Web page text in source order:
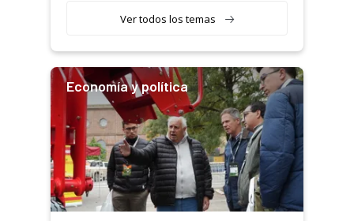
Ver todos los temas
Economía y política